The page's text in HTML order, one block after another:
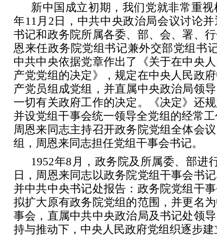
新中国成立初期，我们党就非常重
年11月2日，中共中央政治局会议讨论
书记和政务院所属各委、部、会、署、
恩来任政务院党组书记兼外交部党组书
中共中央依据党章作出了《关于在中央
产党党组的决定》，规定在中央人民政
产党员组成党组，并直属中央政治局领
一切有关政府工作的决定。《决定》还
并设党组干事会统一领导全党组的经常
周恩来同志主持召开政务院党组全体会
组，周恩来同志担任党组干事会书记。
1952年8月，政务院及所属委、部进
日，周恩来同志以政务院党组干事会书
并中共中央书记处报告：政务院党组干
拟扩大原有政务院党组的范围，并更名
事会，直属中共中央政治局及书记处领
持与推动下，中央人民政府党组织逐步